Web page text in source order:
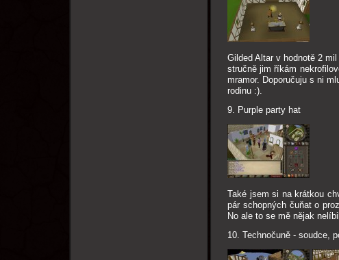
Gilded Altar v hodnotě 2
stručně jim říkám
mramor. Doporučuju s ni
rodinu :).
9. Purple party hat
Také jsem si na krátkou
pár schopných čuňat o
No ale to se mě nějak
10. Technočuně - soudce,